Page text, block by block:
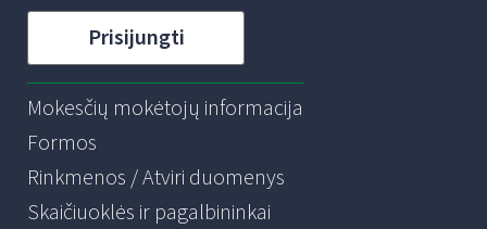
Prisijungti
Mokesčių mokėtojų informacija
Formos
Rinkmenos / Atviri duomenys
Skaičiuoklės ir pagalbininkai